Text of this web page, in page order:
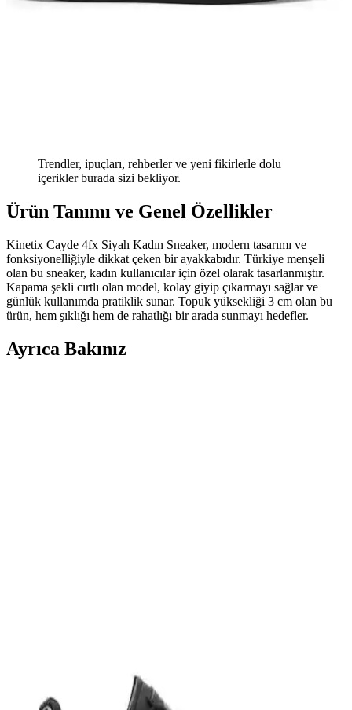
Trendler, ipuçları, rehberler ve yeni fikirlerle dolu
içerikler burada sizi bekliyor.
Ürün Tanımı ve Genel Özellikler
Kinetix Cayde 4fx Siyah Kadın Sneaker, modern tasarımı ve
fonksiyonelliğiyle dikkat çeken bir ayakkabıdır. Türkiye menşeli
olan bu sneaker, kadın kullanıcılar için özel olarak tasarlanmıştır.
Kapama şekli cırtlı olan model, kolay giyip çıkarmayı sağlar ve
günlük kullanımda pratiklik sunar. Topuk yüksekliği 3 cm olan bu
ürün, hem şıklığı hem de rahatlığı bir arada sunmayı hedefler.
Ayrıca Bakınız
alabilir dokuma malzemesi ve şık tasarımıyla günlük kullanım için
ideal. Ancak numara uyumsuzluğu kullanıcı memnuniyetini
etkiliyor.